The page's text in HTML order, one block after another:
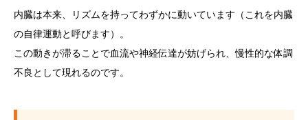
内臓は本来、リズムを持ってわずかに動いています（これを内臓
の自律運動と呼びます）。
この動きが滞ることで血流や神経伝達が妨げられ、慢性的な体調
不良として現れるのです。